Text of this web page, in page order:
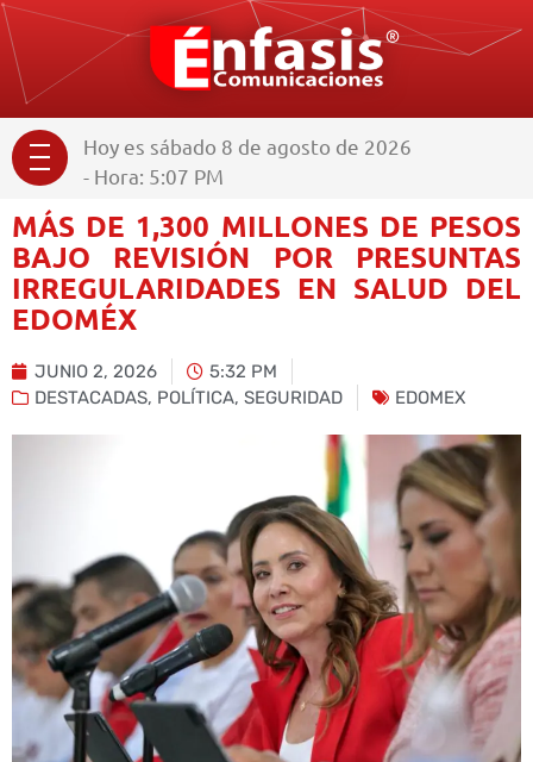
Hoy es sábado 8 de agosto de 2026
- Hora: 5:07 PM
MÁS DE 1,300 MILLONES DE PESOS
BAJO REVISIÓN POR PRESUNTAS
IRREGULARIDADES EN SALUD DEL
EDOMÉX
JUNIO 2, 2026
5:32 PM
DESTACADAS, POLÍTICA, SEGURIDAD EDOMEX